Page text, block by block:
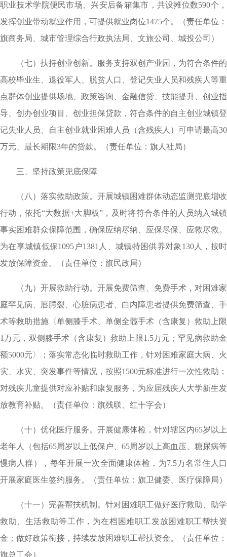
职业技术学院便民市场、兴安后备箱集市，共设摊位数590个，
发挥创业带动就业作用，可提供就业岗位1475个。（责任单位：
旗商务局、城市管理综合行政执法局、文旅公司、城投公司）
（七）扶持创业创新。服务支持双创产业园，为符合条件的
高校毕业生、退役军人、脱贫人口、登记失业人员和残疾人等重
点群体创业提供场地、政策咨询、金融信贷、技能提升、创业指
导、创办创业项目、创业担保贷款，符合条件的自主创业城镇登
记失业人员、自主创业就业困难人员（含残疾人）可申请最高30
万元、最长期限3年的贷款。（责任单位：旗人社局）
三、坚持政策兜底保障
（八）落实救助政策。开展城镇困难群体动态监测兜底增收
行动，依托“大数据+大脚板”，及时将符合条件的人员纳入城镇
事实困难群众保障范围，确保应纳尽纳、应保尽保、应救尽救。
为在享城镇低保1095户1381人、城镇特困供养对象130人，按时
发放保障资金。（责任单位：旗民政局）
（九）开展救助行动。开展免费筛查、免费手术，对困难家
庭罕见病、唇腭裂、心脏病患者、白内障患者提供免费筛查、手
术等救助措施〈单侧膝手术、单侧全髋手术（含康复）救助上限
1万元，双侧膝手术（含康复）救助上限1.5万元；罕见病救助金
额5000元〉；落实常态化临时救助工作，针对困难家庭大病、火
灾、水灾、突发事件等情况，按照1500元标准进行一次性救助；
对残疾儿童提供对应补贴和康复服务，为应届残疾人大学新生发
放教育补贴。（责任单位：旗残联、红十字会）
（十）优化医疗服务。开展健康体检，针对辖区内65岁以上
老年人（包括65周岁以上低保户、65周岁以上高血压、糖尿病等
慢病人群），每年开展一次全面健康体检，为7.5万名常住人口
开展家庭医生签约服务。（责任单位：旗卫健委、医疗保障局）
（十一）完善帮扶机制。针对困难职工做好医疗救助、助学
救助、生活救助等工作，为在档困难职工发放困难职工帮扶资
金；做好政策衔接，持续发放困难职工帮扶资金。（责任单位：
旗总工会）